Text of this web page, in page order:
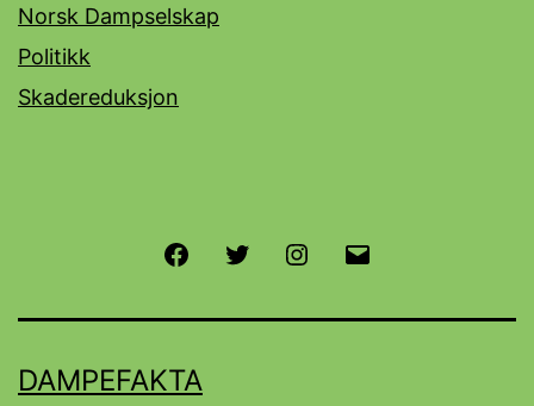
Norsk Dampselskap
Politikk
Skadereduksjon
FacebookTwitter Instagram
DAMPEFAKTA